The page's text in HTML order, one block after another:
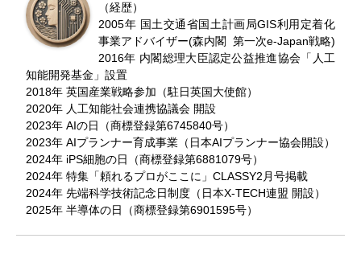
（経歴）
2005年 国土交通省国土計画局GIS利用定着化
事業アドバイザー(森内閣 第一次e-Japan戦略)
2016年 内閣総理大臣認定公益推進協会「人工
知能開発基金」設置
2018年 英国産業戦略参加（駐日英国大使館）
2020年 人工知能社会連携協議会 開設
2023年 AIの日（商標登録第6745840号）
2023年 AIプランナー育成事業（日本AIプランナー協会開設）
2024年 iPS細胞の日（商標登録第6881079号）
2024年 特集「頼れるプロがここに」CLASSY2月号掲載
2024年 先端科学技術記念日制度（日本X-TECH連盟 開設）
2025年 半導体の日（商標登録第6901595号）